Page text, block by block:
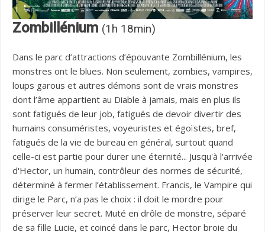
Zombillénium (1h 18min)
Dans le parc d’attractions d’épouvante Zombillénium, les
monstres ont le blues. Non seulement, zombies, vampires,
loups garous et autres démons sont de vrais monstres
dont l’âme appartient au Diable à jamais, mais en plus ils
sont fatigués de leur job, fatigués de devoir divertir des
humains consuméristes, voyeuristes et égoïstes, bref,
fatigués de la vie de bureau en général, surtout quand
celle-ci est partie pour durer une éternité... Jusqu'à l'arrivée
d'Hector, un humain, contrôleur des normes de sécurité,
déterminé à fermer l’établissement. Francis, le Vampire qui
dirige le Parc, n’a pas le choix : il doit le mordre pour
préserver leur secret. Muté en drôle de monstre, séparé
de sa fille Lucie, et coincé dans le parc, Hector broie du